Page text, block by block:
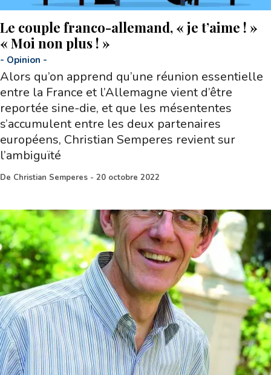
Le couple franco-allemand, « je t’aime ! »
« Moi non plus ! »
- Opinion -
Alors qu’on apprend qu’une réunion essentielle
entre la France et l’Allemagne vient d’être
reportée sine-die, et que les mésententes
s’accumulent entre les deux partenaires
européens, Christian Semperes revient sur
l’ambiguïté
De Christian Semperes - 20 octobre 2022